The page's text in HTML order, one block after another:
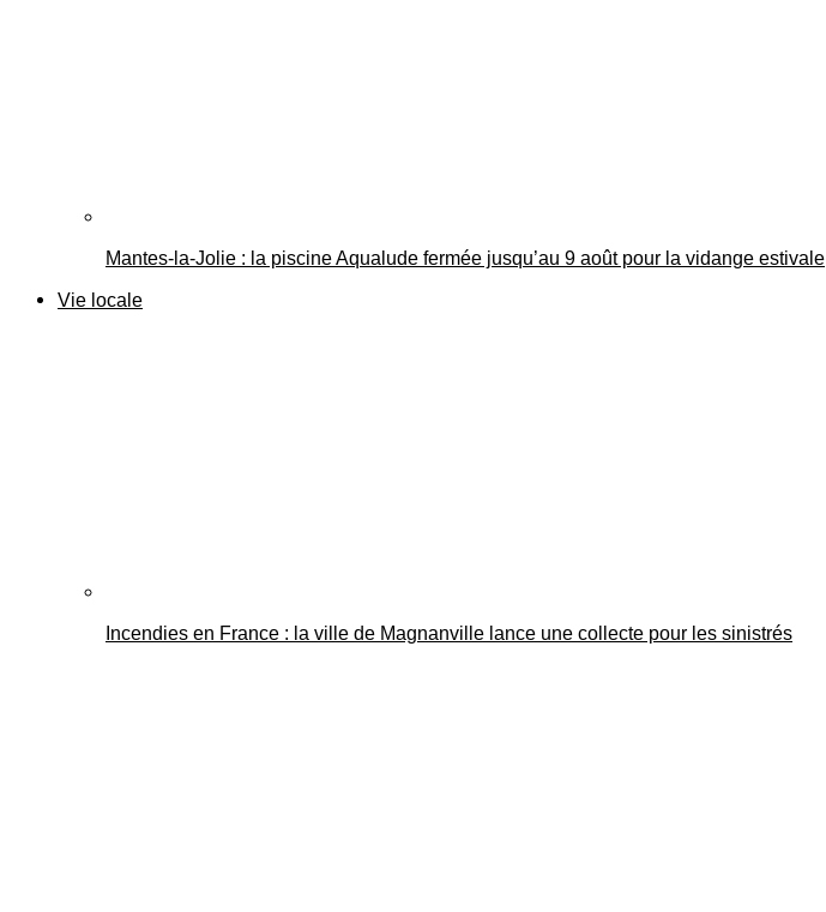
Mantes-la-Jolie : la piscine Aqualude fermée jusqu’au 9 août pour la vidange estivale
Vie locale
Incendies en France : la ville de Magnanville lance une collecte pour les sinistrés